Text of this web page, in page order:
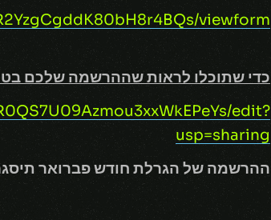
viewform
כדי שתוכלו לראות שההרשמה שלכם
edit?
usp=sharing
ההרשמה של הגרלת חודש פברואר תיסגר